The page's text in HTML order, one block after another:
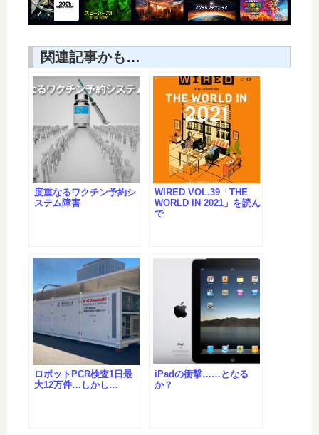
関連記事かも…
度重なるワクチン予約シ
ステム障害
WIRED VOL.39「THE
WORLD IN 2021」を読ん
で
ロボットPCR検査1日最
大12万件…しかし…
iPadの衝撃……となる
か？